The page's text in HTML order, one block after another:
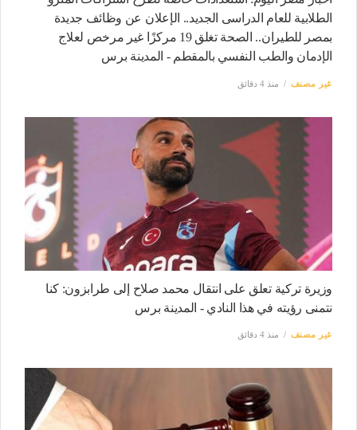
الطلابية للعام الدراسى الجديد.. الإعلان عن وظائف جديدة
بمصر للطيران.. الصحة تغلق 19 مركزًا غير مرخص لعلاج
الإدمان والطب النفسي بالمقطم - المدينة برس
غير مصنف منذ 4 دقائق
وزيرة تركية تعلق على انتقال محمد صلاح إلى طرابزون: كنا
نتمنى رؤيته في هذا النادي - المدينة برس
غير مصنف منذ 4 دقائق